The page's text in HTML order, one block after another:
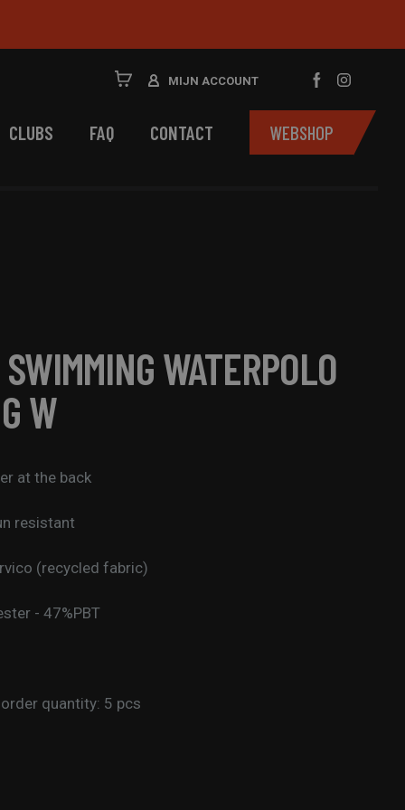
MIJN ACCOUNT
CLUBS FAQ CONTACT WEBSHOP
WATERPOLO
W
at the back
resistant
(recycled fabric)
- 47%PBT
quantity: 5 pcs